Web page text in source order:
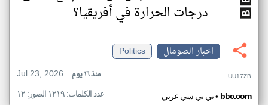
درجات الحرارة في أفريقيا؟
اخبار الصومال
Politics
Jul 23, 2026
منذ ١٦ يوم UU17ZB
بي بي سي عربي• bbc.com عدد الكلمات: ١٢١٩ الصور: ١٢